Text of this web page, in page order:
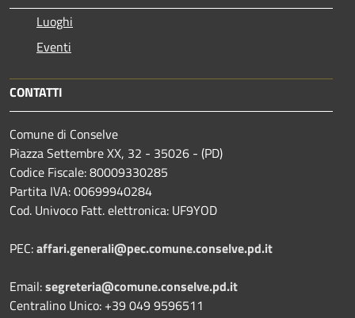
Luoghi
Eventi
CONTATTI
Comune di Conselve
Piazza Settembre XX, 32 - 35026 - (PD)
Codice Fiscale: 80009330285
Partita IVA: 00699940284
Cod. Univoco Fatt. elettronica: UF9YOD
PEC:affari.generali@pec.comune.conselve.pd.it
Email:segreteria@comune.conselve.pd.it
Centralino Unico: +39 049 9596511